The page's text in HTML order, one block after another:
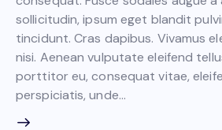
sollicitudin, ipsum eget blandit
tincidunt. Cras dapibus. Vivamus
nisi. Aenean vulputate eleifend
porttitor eu, consequat vitae,
perspiciatis, unde…